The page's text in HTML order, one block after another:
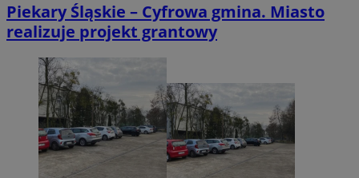
Piekary Śląskie – Cyfrowa gmina. Miasto
realizuje projekt grantowy